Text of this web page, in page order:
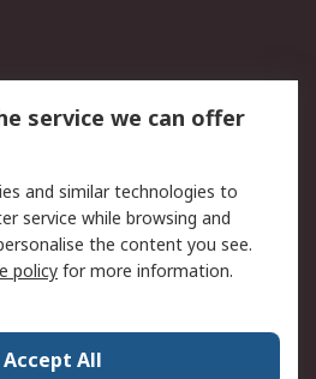
데이터 보호
그룹사 RS Group에 대해
회사 소개
service we can offer
and similar technologies to
service while browsing and
the content you see.
policy for more information.
Accept All